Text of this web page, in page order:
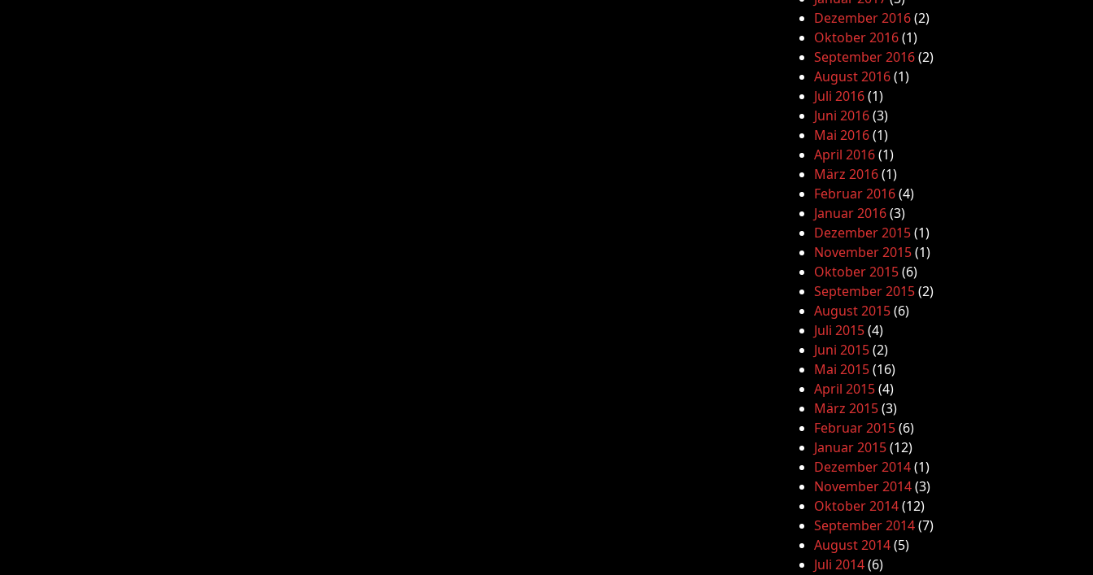
Dezember 2016(2)
Oktober 2016(1)
September 2016(2)
August 2016(1)
Juli 2016(1)
Juni 2016(3)
Mai 2016(1)
April 2016(1)
März 2016(1)
Februar 2016(4)
Januar 2016(3)
Dezember 2015(1)
November 2015(1)
Oktober 2015(6)
September 2015(2)
August 2015(6)
Juli 2015(4)
Juni 2015(2)
Mai 2015(16)
April 2015(4)
März 2015(3)
Februar 2015(6)
Januar 2015(12)
Dezember 2014(1)
November 2014(3)
Oktober 2014(12)
September 2014(7)
August 2014(5)
Juli 2014(6)